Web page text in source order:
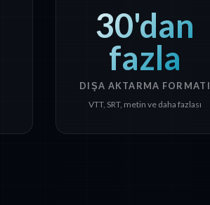
30'dan
fazla
DIŞA AKTARMA FORMATI
VTT, SRT, metin ve daha fazlası